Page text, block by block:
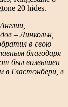
20 hides.
– Линкольн,
в свою
благодаря
был возвышен
в Гластонбери, в